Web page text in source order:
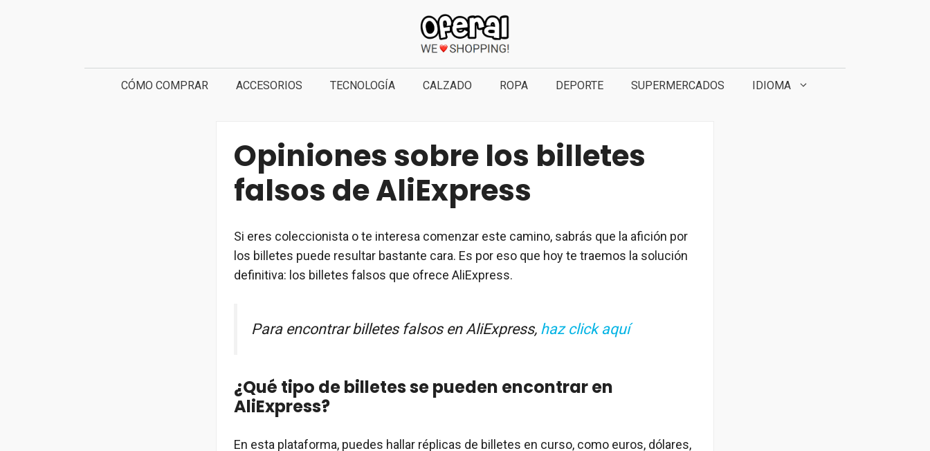
CÓMO COMPRAR ACCESORIOS TECNOLOGÍA CALZADO ROPA DEPORTE SUPERMERCADOS IDIOMA
Opiniones sobre los billetes
falsos de AliExpress
Si eres coleccionista o te interesa comenzar este camino, sabrás que la afición por
los billetes puede resultar bastante cara. Es por eso que hoy te traemos la solución
definitiva: los billetes falsos que ofrece AliExpress.
Para encontrar billetes falsos en AliExpress, haz click aquí
¿Qué tipo de billetes se pueden encontrar en
AliExpress?
En esta plataforma, puedes hallar réplicas de billetes en curso, como euros, dólares,